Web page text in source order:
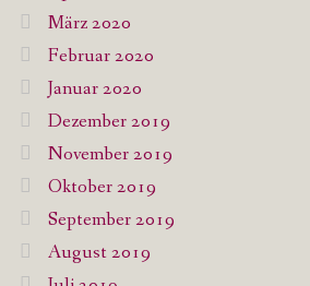
März 2020
Februar 2020
Januar 2020
Dezember 2019
November 2019
Oktober 2019
September 2019
August 2019